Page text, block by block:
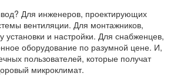
Для инженеров, проектирующих
вентиляции. Для монтажников,
установки и настройки. Для снабженцев,
оборудование по разумной цене. И,
пользователей, которые получат
микроклимат.